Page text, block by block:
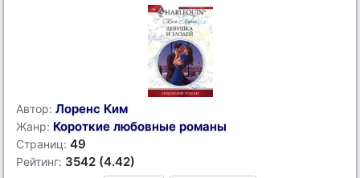
Автор: Лоренс Ким
Жанр: Короткие любовные романы
Страниц: 49
Рейтинг: 3542 (4.42)